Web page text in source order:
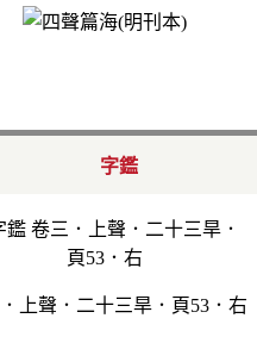
字鑑
上聲．二十三旱．頁53．右